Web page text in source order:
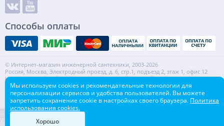
Способы оплаты
© Интернет-магазин инженерной сантехники, 2003-2026
Россия, Москва, Электродный проезд, д. 6, стр.1, подъезд 2, этаж 1, офис 12
Информация на сайте не является публичной офертой.
ИНН: 7720553918 КПП: 772001001
Контакты Карта сайта
Мы используем cookies и рекомендательные технологии для
персонализации сервисов и удобства пользователей. Вы можете
запретить сохранение cookie в настройках своего браузера. Политика
использования cookies.
Хорошо